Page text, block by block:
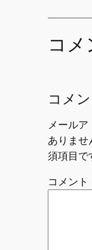
コメ
コメ
メールア
ありませ
須項目で
コメント